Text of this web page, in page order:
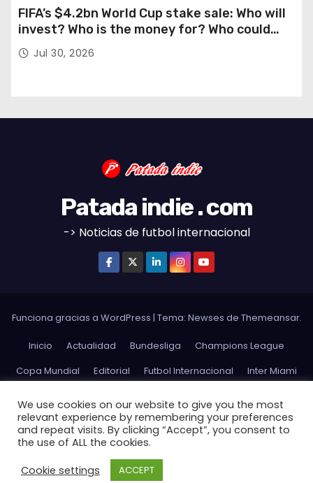
FIFA’s $4.2bn World Cup stake sale: Who will
invest? Who is the money for? Who could
stop this?
Jul 30, 2026
Patada indie . com
-> Noticias de futbol internacional
Funciona gracias a WordPress | Tema: Newses de Themeansar.
Inicio Actualidad Bundesliga
Champions League
Copa Mundial
Editorial Futbol Internacional
Inter Miami
Serie A
Sudamerica Futbol Argentino
USMNT
USWNT
Website Terms and Conditions of Use
Privacy Policy
We use cookies on our website to give you the most
relevant experience by remembering your preferences
and repeat visits. By clicking “Accept”, you consent to
the use of ALL the cookies.
Cookie settings
ACCEPT